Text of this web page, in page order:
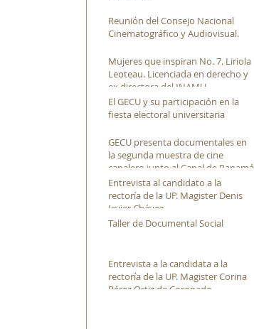
Reunión del Consejo Nacional
Cinematográfico y Audiovisual.
Mujeres que inspiran No. 7. Liriola
Leoteau. Licenciada en derecho y
ex directora del INAMU
El GECU y su participación en la
fiesta electoral universitaria
GECU presenta documentales en
la segunda muestra de cine
canalero junto al Canal de Panamá
Entrevista al candidato a la
rectoría de la UP. Magister Denis
Javier Chávez
Taller de Documental Social
Entrevista a la candidata a la
rectoría de la UP. Magister Corina
Pérez Ortiz de Coronado